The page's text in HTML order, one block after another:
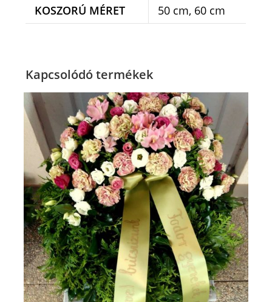
KOSZORÚ MÉRET 50 cm, 60 cm
Kapcsolódó termékek